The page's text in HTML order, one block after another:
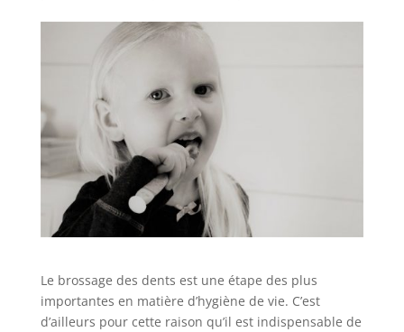
Le brossage des dents est une étape des plus
importantes en matière d’hygiène de vie. C’est
d’ailleurs pour cette raison qu’il est indispensable de